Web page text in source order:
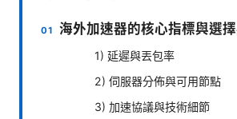
海外加速器的核心指標與選
1) 延遲與丟包率
2) 伺服器分佈與可用節點
3) 加速協議與技術細節